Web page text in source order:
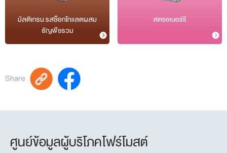
มัลติเกรน รสช็อกโกแลตผสม
ธัญพืชรวม
สตรอเบอร์รี
Share
ศูนย์ข้อมูลผู้บริโภคโฟร์โมสต์